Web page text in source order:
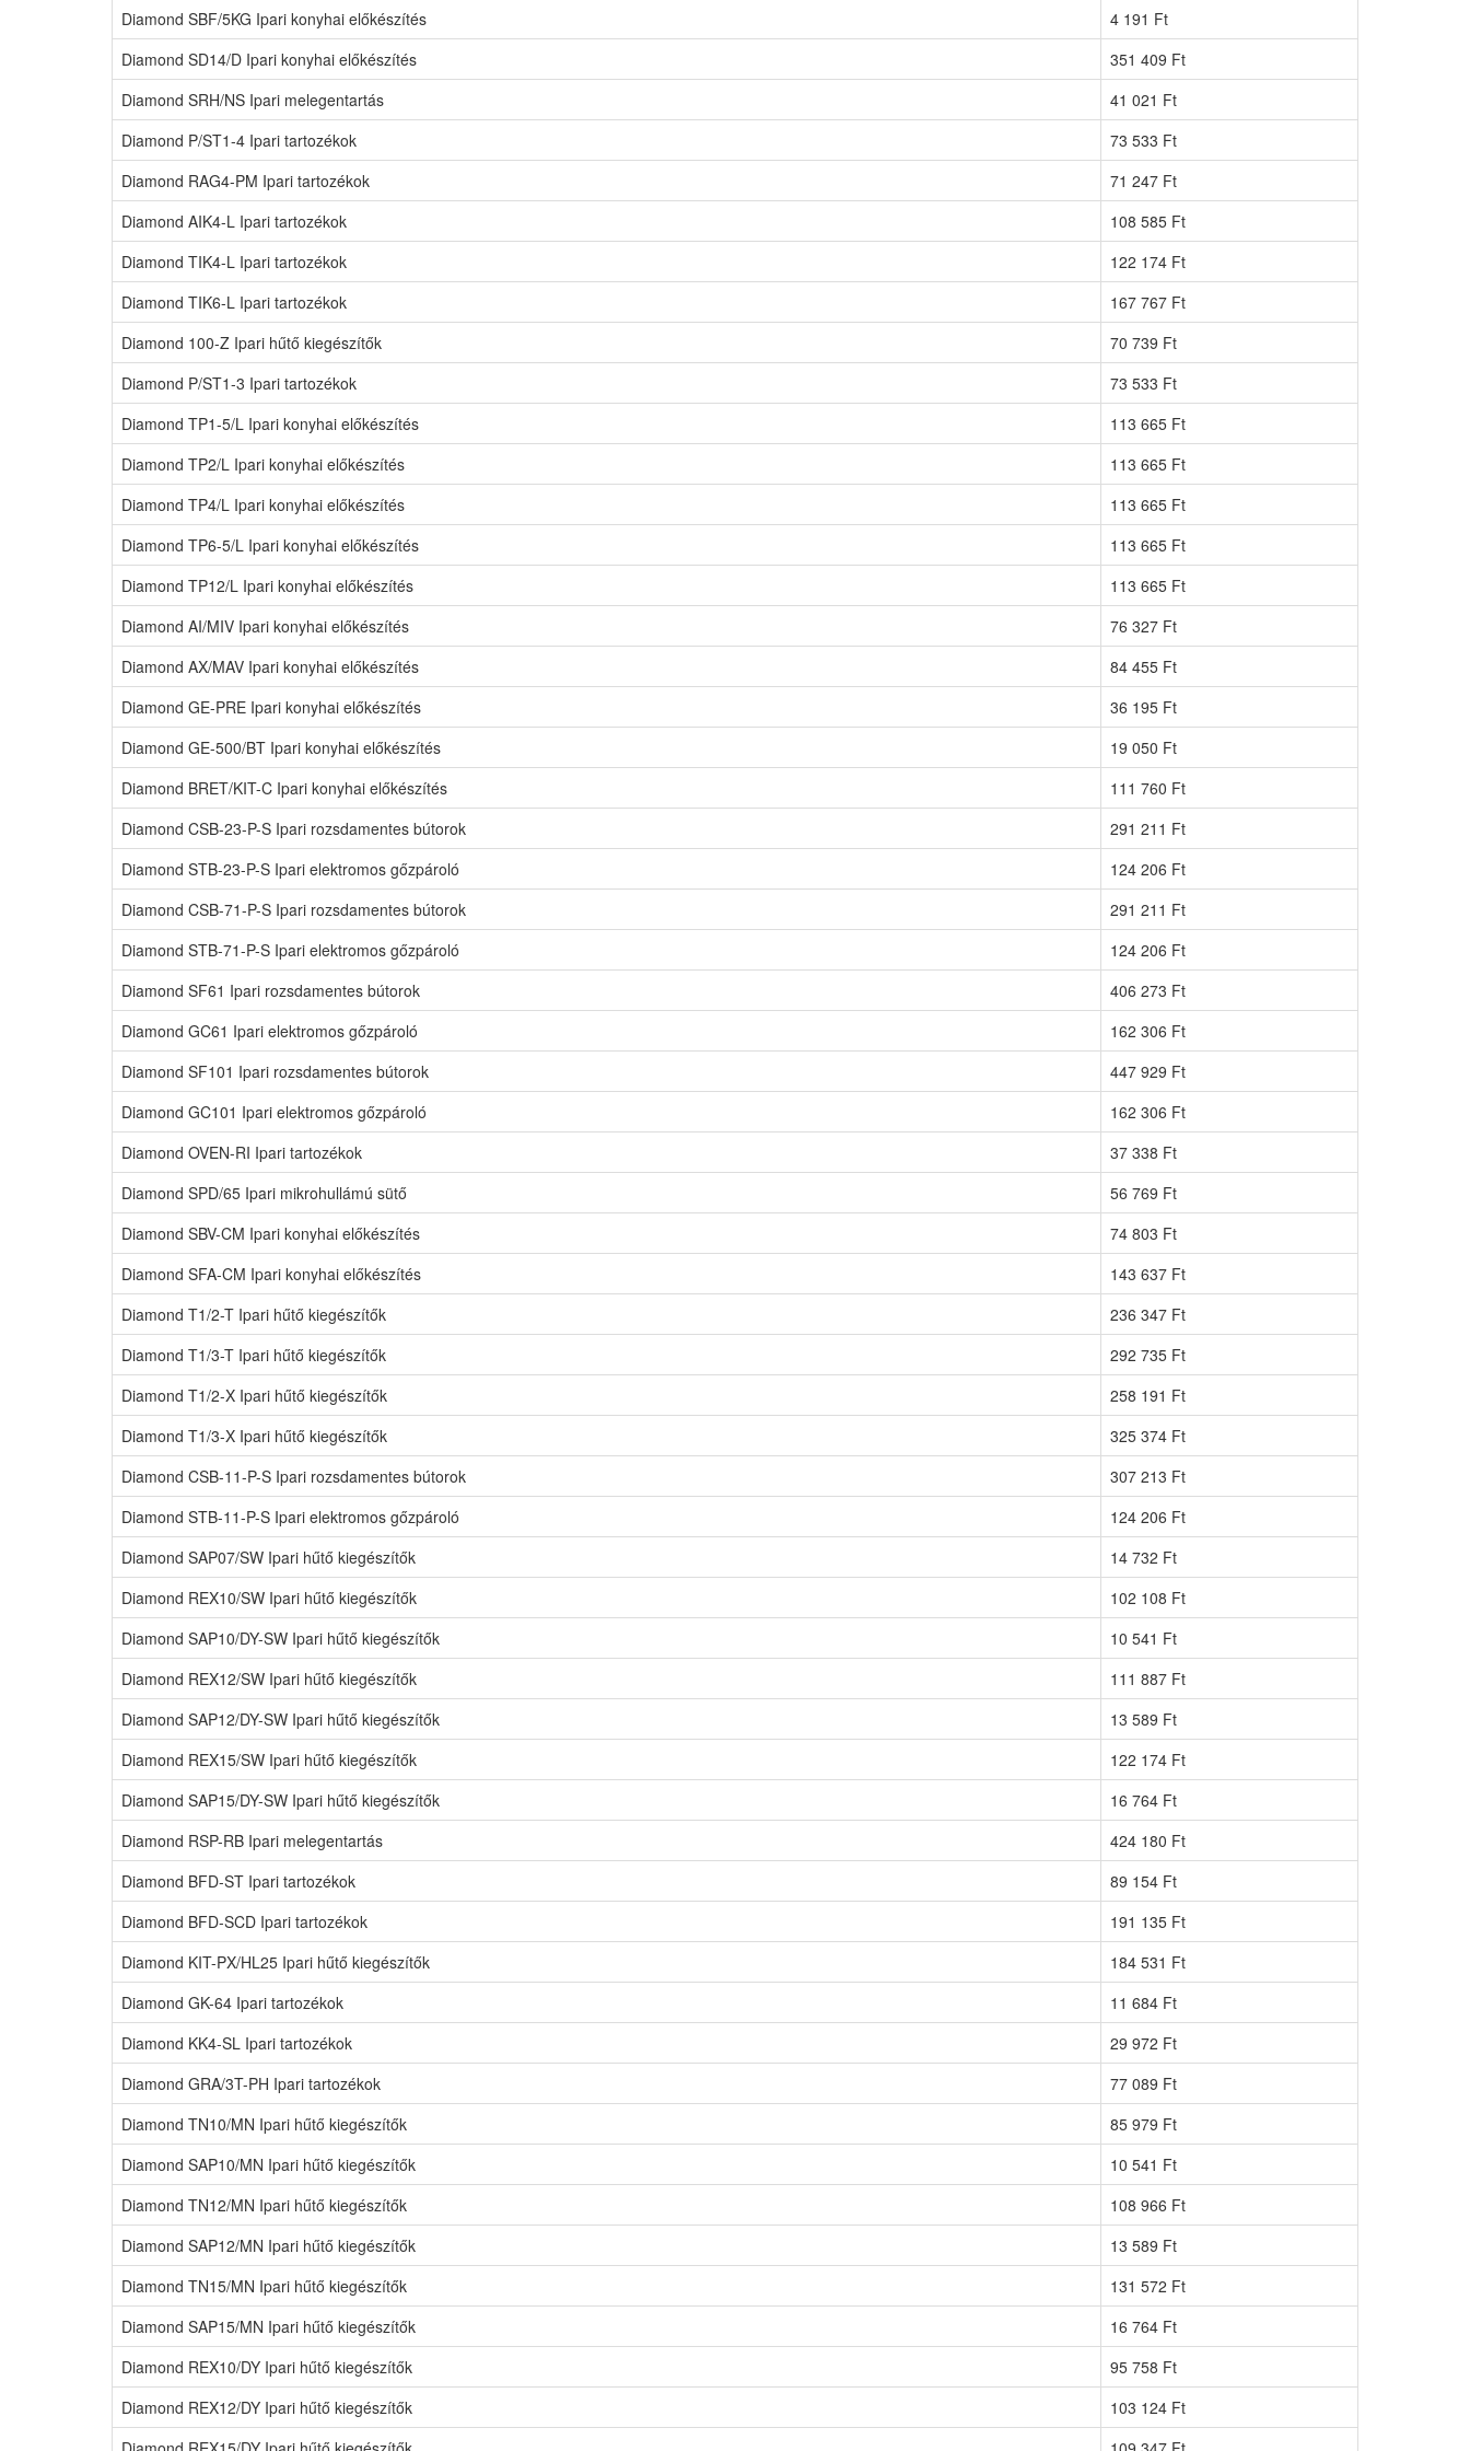
Diamond SBF/5KG Ipari konyhai előkészítés
4 191 Ft
Diamond SD14/D Ipari konyhai előkészítés
351 409 Ft
Diamond SRH/NS Ipari melegentartás
41 021 Ft
Diamond P/ST1-4 Ipari tartozékok
73 533 Ft
Diamond RAG4-PM Ipari tartozékok
71 247 Ft
Diamond AIK4-L Ipari tartozékok
108 585 Ft
Diamond TIK4-L Ipari tartozékok
122 174 Ft
Diamond TIK6-L Ipari tartozékok
167 767 Ft
Diamond 100-Z Ipari hűtő kiegészítők
70 739 Ft
Diamond P/ST1-3 Ipari tartozékok
73 533 Ft
Diamond TP1-5/L Ipari konyhai előkészítés
113 665 Ft
Diamond TP2/L Ipari konyhai előkészítés
113 665 Ft
Diamond TP4/L Ipari konyhai előkészítés
113 665 Ft
Diamond TP6-5/L Ipari konyhai előkészítés
113 665 Ft
Diamond TP12/L Ipari konyhai előkészítés
113 665 Ft
Diamond AI/MIV Ipari konyhai előkészítés
76 327 Ft
Diamond AX/MAV Ipari konyhai előkészítés
84 455 Ft
Diamond GE-PRE Ipari konyhai előkészítés
36 195 Ft
Diamond GE-500/BT Ipari konyhai előkészítés
19 050 Ft
Diamond BRET/KIT-C Ipari konyhai előkészítés
111 760 Ft
Diamond CSB-23-P-S Ipari rozsdamentes bútorok
291 211 Ft
Diamond STB-23-P-S Ipari elektromos gőzpároló
124 206 Ft
Diamond CSB-71-P-S Ipari rozsdamentes bútorok
291 211 Ft
Diamond STB-71-P-S Ipari elektromos gőzpároló
124 206 Ft
Diamond SF61 Ipari rozsdamentes bútorok
406 273 Ft
Diamond GC61 Ipari elektromos gőzpároló
162 306 Ft
Diamond SF101 Ipari rozsdamentes bútorok
447 929 Ft
Diamond GC101 Ipari elektromos gőzpároló
162 306 Ft
Diamond OVEN-RI Ipari tartozékok
37 338 Ft
Diamond SPD/65 Ipari mikrohullámú sütő
56 769 Ft
Diamond SBV-CM Ipari konyhai előkészítés
74 803 Ft
Diamond SFA-CM Ipari konyhai előkészítés
143 637 Ft
Diamond T1/2-T Ipari hűtő kiegészítők
236 347 Ft
Diamond T1/3-T Ipari hűtő kiegészítők
292 735 Ft
Diamond T1/2-X Ipari hűtő kiegészítők
258 191 Ft
Diamond T1/3-X Ipari hűtő kiegészítők
325 374 Ft
Diamond CSB-11-P-S Ipari rozsdamentes bútorok
307 213 Ft
Diamond STB-11-P-S Ipari elektromos gőzpároló
124 206 Ft
Diamond SAP07/SW Ipari hűtő kiegészítők
14 732 Ft
Diamond REX10/SW Ipari hűtő kiegészítők
102 108 Ft
Diamond SAP10/DY-SW Ipari hűtő kiegészítők
10 541 Ft
Diamond REX12/SW Ipari hűtő kiegészítők
111 887 Ft
Diamond SAP12/DY-SW Ipari hűtő kiegészítők
13 589 Ft
Diamond REX15/SW Ipari hűtő kiegészítők
122 174 Ft
Diamond SAP15/DY-SW Ipari hűtő kiegészítők
16 764 Ft
Diamond RSP-RB Ipari melegentartás
424 180 Ft
Diamond BFD-ST Ipari tartozékok
89 154 Ft
Diamond BFD-SCD Ipari tartozékok
191 135 Ft
Diamond KIT-PX/HL25 Ipari hűtő kiegészítők
184 531 Ft
Diamond GK-64 Ipari tartozékok
11 684 Ft
Diamond KK4-SL Ipari tartozékok
29 972 Ft
Diamond GRA/3T-PH Ipari tartozékok
77 089 Ft
Diamond TN10/MN Ipari hűtő kiegészítők
85 979 Ft
Diamond SAP10/MN Ipari hűtő kiegészítők
10 541 Ft
Diamond TN12/MN Ipari hűtő kiegészítők
108 966 Ft
Diamond SAP12/MN Ipari hűtő kiegészítők
13 589 Ft
Diamond TN15/MN Ipari hűtő kiegészítők
131 572 Ft
Diamond SAP15/MN Ipari hűtő kiegészítők
16 764 Ft
Diamond REX10/DY Ipari hűtő kiegészítők
95 758 Ft
Diamond REX12/DY Ipari hűtő kiegészítők
103 124 Ft